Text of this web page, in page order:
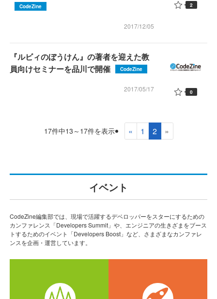
CodeZine
2017/12/05
2
『ルビィのぼうけん』の著者を迎えた教
員向けセミナーを品川で開催
CodeZine
2017/05/17 0
17件中13～17件を表示 « 1 2 »
イベント
CodeZine編集部では、現場で活躍するデベロッパーをスターにするための
カンファレンス「Developers Summit」や、エンジニアの生きざまをブース
トするためのイベント「Developers Boost」など、さまざまなカンファレ
ンスを企画・運営しています。